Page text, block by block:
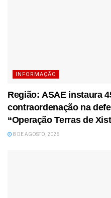
INFORMAÇÃO
Região: ASAE instaura
contraordenação na
“Operação Terras de
8 DE AGOSTO, 2026